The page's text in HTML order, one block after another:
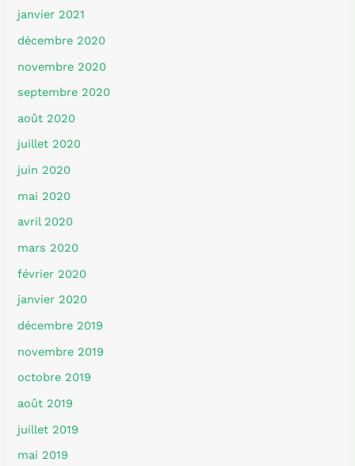
janvier 2021
décembre 2020
novembre 2020
septembre 2020
août 2020
juillet 2020
juin 2020
mai 2020
avril 2020
mars 2020
février 2020
janvier 2020
décembre 2019
novembre 2019
octobre 2019
août 2019
juillet 2019
mai 2019